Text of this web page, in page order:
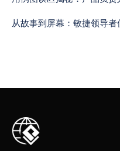
从故事到屏幕：敏捷领导